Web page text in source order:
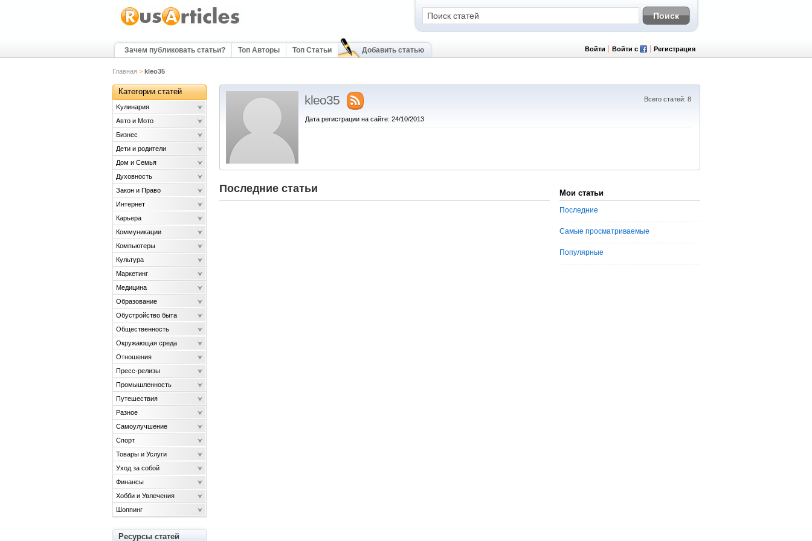
Зачем публиковать статьи? Топ Авторы Топ Статьи Добавить статью Войти Войти с Регистрация
Главная > kleo35
kleo35 Всего статей: 8
Дата регистрации на сайте: 24/10/2013
Последние статьи Мои статьи
Последние
Самые просматриваемые
Популярные
Категории статей
Kулинария
Авто и Мото
Бизнес
Дети и родители
Дом и Семья
Духовность
Закон и Право
Интернет
Карьера
Коммуникации
Компьютеры
Культура
Маркетинг
Медицина
Образование
Обустройство быта
Общественность
Окружающая среда
Отношения
Пресс-релизы
Промышленность
Путешествия
Разное
Самоулучшение
Спорт
Товары и Услуги
Уход за собой
Финансы
Хобби и Увлечения
Шоппинг
Ресурсы статей